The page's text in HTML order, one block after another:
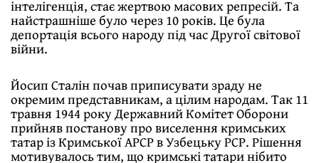
інтелігенція, стає жертвою масових репресій. Та
найстрашніше було через 10 років. Це була
депортація всього народу під час Другої світової
війни.
Йосип Сталін почав приписувати зраду не
окремим представникам, а цілим народам. Так 11
травня 1944 року Державний Комітет Оборони
прийняв постанову про виселення кримських
татар із Кримської АРСР в Узбецьку РСР. Рішення
мотивувалось тим, що кримські татари нібито